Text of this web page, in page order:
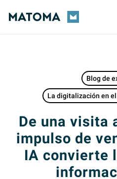
Blog de
La digitalización en
De una visita
impulso de
IA convierte